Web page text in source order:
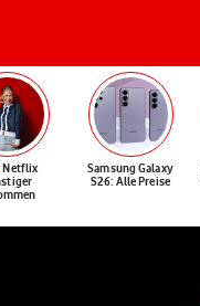
Netflix
Samsung Galaxy
S26: Alle Preise